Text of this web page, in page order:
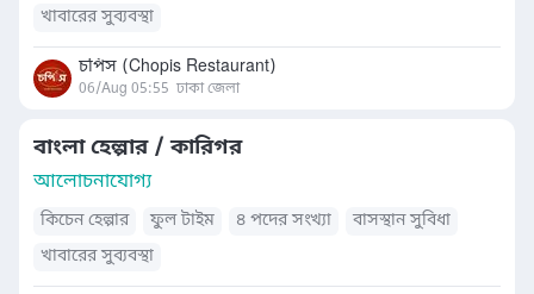
খাবারের সুব্যবস্থা
চপিস (Chopis Restaurant)
06/Aug 05:55 ঢাকা জেলা
বাংলা হেল্পার / কারিগর
আলোচনাযোগ্য
কিচেন হেল্পার ফুল টাইম ৪ পদের সংখ্যা
বাসস্থান সুবিধা
খাবারের সুব্যবস্থা